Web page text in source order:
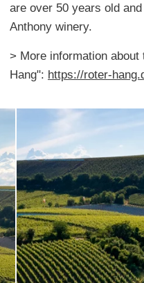
are over 50 years old
Anthony winery.
> More information
Hang": https://roter-